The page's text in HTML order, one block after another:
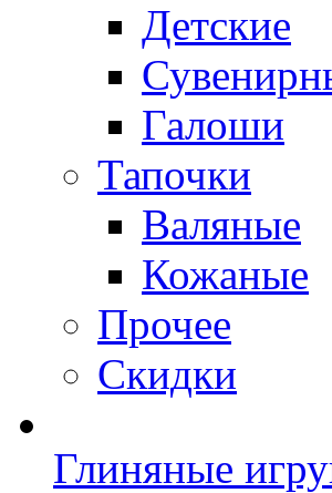
Детские
Галоши
Тапочки
Валяные
Кожаные
Прочее
Скидки
Глиняные